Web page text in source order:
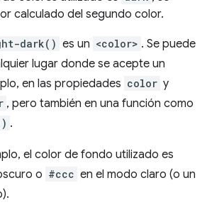
calculado del segundo color.
dark() es un <color> . Se puede
lugar donde se acepte un
en las propiedades color y
, pero también en una función como
.
el color de fondo utilizado es
o #ccc en el modo claro (o un